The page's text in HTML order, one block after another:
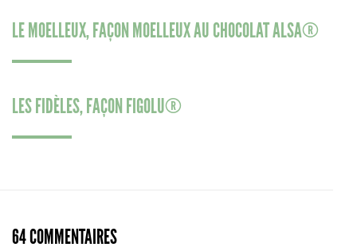
LE MOELLEUX, FAÇON MOELLEUX AU CHOCOLAT ALSA®
LES FIDÈLES, FAÇON FIGOLU®
64 COMMENTAIRES